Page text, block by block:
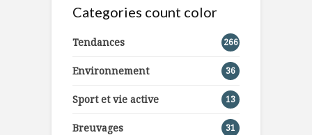
Categories count color
Tendances 266
Environnement 36
Sport et vie active 13
Breuvages 31